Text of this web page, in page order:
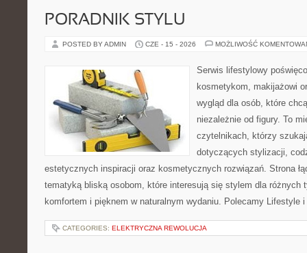
PORADNIK STYLU
POSTED BY ADMIN CZE - 15 - 2026 MOŻLIWOŚĆ
Serwis lifestylowy
kosmetykom, makijażowi
wygląd dla osób, które
niezależnie od figury. To
czytelnikach, którzy
dotyczących stylizacji,
estetycznych inspiracji oraz kosmetycznych rozwiązań. Strona
tematyką bliską osobom, które interesują się stylem dla różnych
komfortem i pięknem w naturalnym wydaniu. Polecamy Lifestyle
CATEGORIES: ELEKTRYCZNA REWOLUCJA